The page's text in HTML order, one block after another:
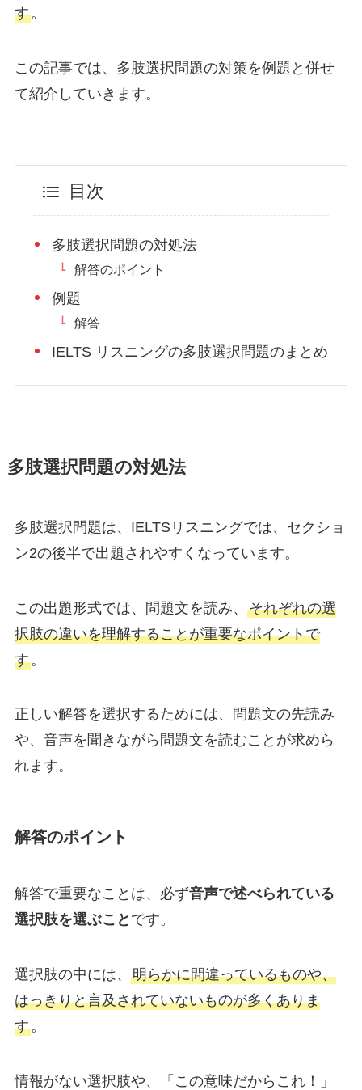
す。
この記事では、多肢選択問題の対策を例題と併せ
て紹介していきます。
目次
多肢選択問題の対処法
解答のポイント
例題
解答
IELTS リスニングの多肢選択問題のまとめ
多肢選択問題の対処法
多肢選択問題は、IELTSリスニングでは、セクショ
ン2の後半で出題されやすくなっています。
この出題形式では、問題文を読み、 それぞれの選
択肢の違いを理解することが重要なポイントで
す。
正しい解答を選択するためには、問題文の先読み
や、音声を聞きながら問題文を読むことが求めら
れます。
解答のポイント
解答で重要なことは、必ず音声で述べられている
選択肢を選ぶこと です。
選択肢の中には、 明らかに間違っているものや、
はっきりと言及されていないものが多くありま
す。
情報がない選択肢や、「この意味だからこれ！」